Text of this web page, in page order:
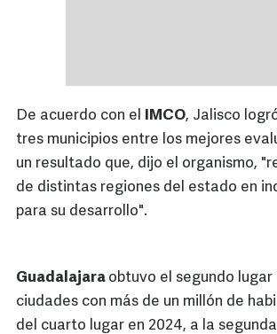
De acuerdo con el IMCO, Jalisco
tres municipios entre los mejores
un resultado que, dijo el organismo,
de distintas regiones del estado en
para su desarrollo".
Guadalajara obtuvo el segundo lugar
ciudades con más de un millón de
del cuarto lugar en 2024, a la